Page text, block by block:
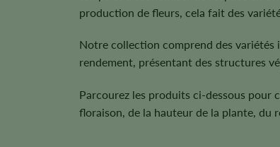
production de fleurs, cela fait des
Notre collection comprend des variétés
rendement, présentant des structures
Parcourez les produits ci-dessous pour
floraison, de la hauteur de la plante,